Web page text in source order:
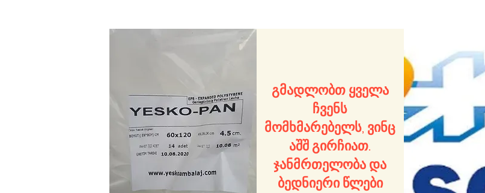
გმადლობთ ყველა
ჩვენს
მომხმარებელს, ვინც
აშშ გირჩიათ.
ჯანმრთელობა და
ბედნიერი წლები